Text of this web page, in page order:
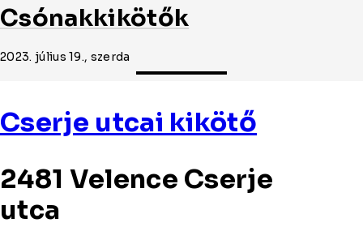
Csónakkikötők
2023. július 19., szerda
Cserje utcai kikötő
2481 Velence Cserje
utca